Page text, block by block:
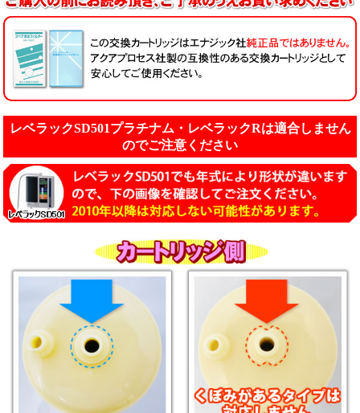
レベラックSD501プラチナム・レベラックRは適合しません
のでご注意ください